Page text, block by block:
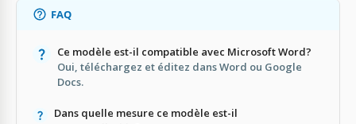
FAQ
Ce modèle est-il compatible avec Microsoft Word?
Oui, téléchargez et éditez dans Word ou Google
Docs.
Dans quelle mesure ce modèle est-il